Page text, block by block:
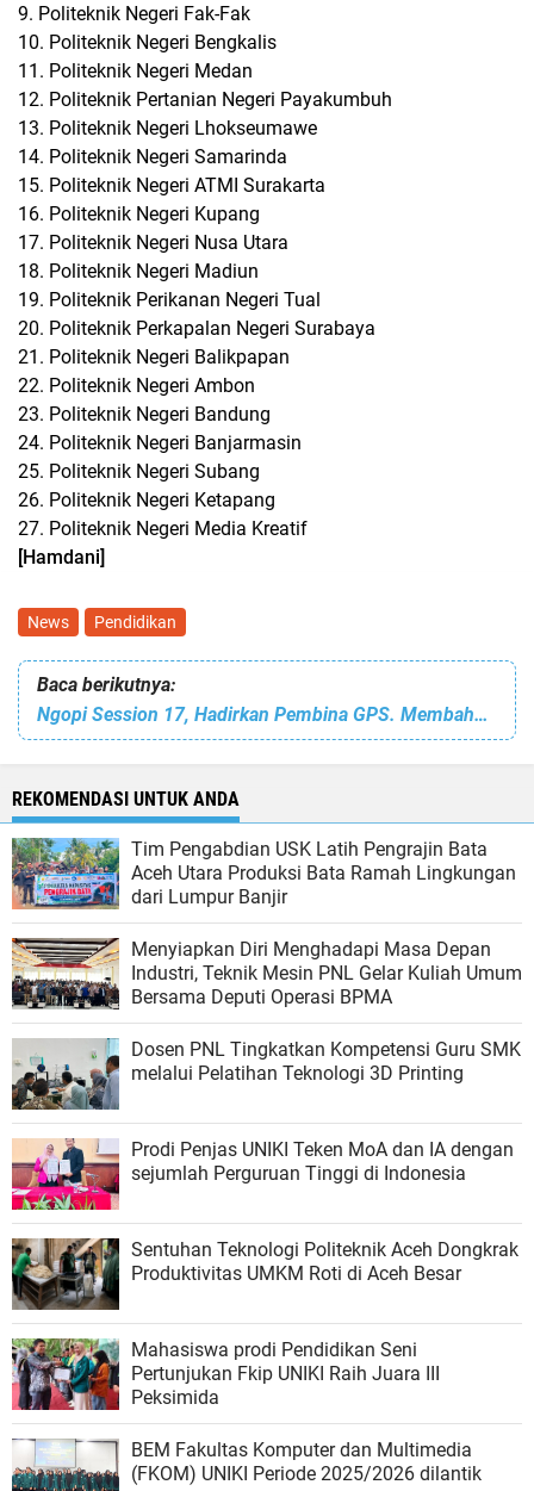
9. Politeknik Negeri Fak-Fak
10. Politeknik Negeri Bengkalis
11. Politeknik Negeri Medan
12. Politeknik Pertanian Negeri Payakumbuh
13. Politeknik Negeri Lhokseumawe
14. Politeknik Negeri Samarinda
15. Politeknik Negeri ATMI Surakarta
16. Politeknik Negeri Kupang
17. Politeknik Negeri Nusa Utara
18. Politeknik Negeri Madiun
19. Politeknik Perikanan Negeri Tual
20. Politeknik Perkapalan Negeri Surabaya
21. Politeknik Negeri Balikpapan
22. Politeknik Negeri Ambon
23. Politeknik Negeri Bandung
24. Politeknik Negeri Banjarmasin
25. Politeknik Negeri Subang
26. Politeknik Negeri Ketapang
27. Politeknik Negeri Media Kreatif
[Hamdani]
News Pendidikan
Baca berikutnya:
Ngopi Session 17, Hadirkan Pembina GPS. Membahas Topki, Pemuda Millenial dalam Pandangan Islam
REKOMENDASI UNTUK ANDA
Tim Pengabdian USK Latih Pengrajin Bata
Aceh Utara Produksi Bata Ramah Lingkungan
dari Lumpur Banjir
Menyiapkan Diri Menghadapi Masa Depan
Industri, Teknik Mesin PNL Gelar Kuliah Umum
Bersama Deputi Operasi BPMA
Dosen PNL Tingkatkan Kompetensi Guru SMK
melalui Pelatihan Teknologi 3D Printing
Prodi Penjas UNIKI Teken MoA dan IA dengan
sejumlah Perguruan Tinggi di Indonesia
Sentuhan Teknologi Politeknik Aceh Dongkrak
Produktivitas UMKM Roti di Aceh Besar
Mahasiswa prodi Pendidikan Seni
Pertunjukan Fkip UNIKI Raih Juara III
Peksimida
BEM Fakultas Komputer dan Multimedia
(FKOM) UNIKI Periode 2025/2026 dilantik